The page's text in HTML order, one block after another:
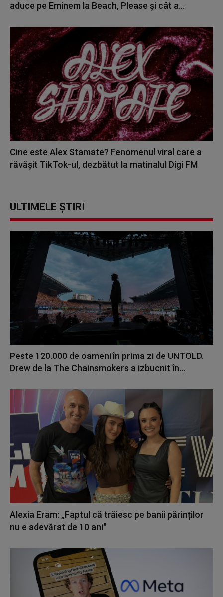
aduce pe Eminem la Beach, Please și cât a...
Cine este Alex Stamate? Fenomenul viral care a
răvășit TikTok-ul, dezbătut la matinalul Digi FM
ULTIMELE ȘTIRI
Peste 120.000 de oameni în prima zi de UNTOLD.
Drew de la The Chainsmokers a izbucnit în...
Alexia Eram: „Faptul că trăiesc pe banii părinților
nu e adevărat de 10 ani"